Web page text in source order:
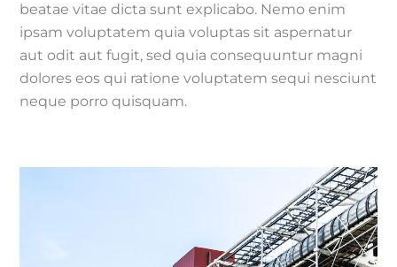
beatae vitae dicta sunt explicabo. Nemo enim
ipsam voluptatem quia voluptas sit aspernatur
aut odit aut fugit, sed quia consequuntur magni
dolores eos qui ratione voluptatem sequi nesciunt
neque porro quisquam.